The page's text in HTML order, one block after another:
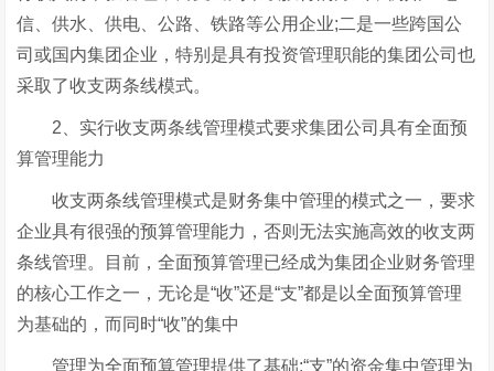
信、供水、供电、公路、铁路等公用企业;二是一些跨国公
司或国内集团企业，特别是具有投资管理职能的集团公司也
采取了收支两条线模式。
2、实行收支两条线管理模式要求集团公司具有全面预
算管理能力
收支两条线管理模式是财务集中管理的模式之一，要求
企业具有很强的预算管理能力，否则无法实施高效的收支两
条线管理。目前，全面预算管理已经成为集团企业财务管理
的核心工作之一，无论是“收”还是“支”都是以全面预算管理
为基础的，而同时“收”的集中
管理为全面预算管理提供了基础;“支”的资金集中管理为